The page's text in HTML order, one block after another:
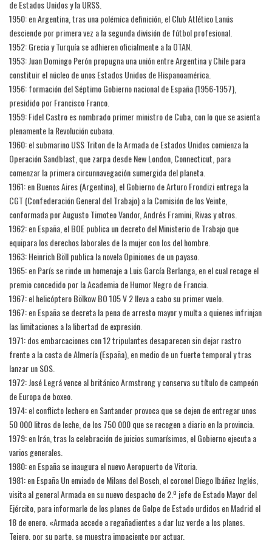
de Estados Unidos y la URSS.
1950: en Argentina, tras una polémica definición, el Club Atlético Lanús
desciende por primera vez a la segunda división de fútbol profesional.
1952: Grecia y Turquía se adhieren oficialmente a la OTAN.
1953: Juan Domingo Perón propugna una unión entre Argentina y Chile para
constituir el núcleo de unos Estados Unidos de Hispanoamérica.
1956: formación del Séptimo Gobierno nacional de España (1956-1957),
presidido por Francisco Franco.
1959: Fidel Castro es nombrado primer ministro de Cuba, con lo que se asienta
plenamente la Revolución cubana.
1960: el submarino USS Triton de la Armada de Estados Unidos comienza la
Operación Sandblast, que zarpa desde New London, Connecticut, para
comenzar la primera circunnavegación sumergida del planeta.
1961: en Buenos Aires (Argentina), el Gobierno de Arturo Frondizi entrega la
CGT (Confederación General del Trabajo) a la Comisión de los Veinte,
conformada por Augusto Timoteo Vandor, Andrés Framini, Rivas y otros.
1962: en España, el BOE publica un decreto del Ministerio de Trabajo que
equipara los derechos laborales de la mujer con los del hombre.
1963: Heinrich Böll publica la novela Opiniones de un payaso.
1965: en París se rinde un homenaje a Luis García Berlanga, en el cual recoge el
premio concedido por la Academia de Humor Negro de Francia.
1967: el helicóptero Bölkow BO 105 V 2 lleva a cabo su primer vuelo.
1967: en España se decreta la pena de arresto mayor y multa a quienes infrinjan
las limitaciones a la libertad de expresión.
1971: dos embarcaciones con 12 tripulantes desaparecen sin dejar rastro
frente a la costa de Almería (España), en medio de un fuerte temporal y tras
lanzar un SOS.
1972: José Legrá vence al británico Armstrong y conserva su título de campeón
de Europa de boxeo.
1974: el conflicto lechero en Santander provoca que se dejen de entregar unos
50 000 litros de leche, de los 750 000 que se recogen a diario en la provincia.
1979: en Irán, tras la celebración de juicios sumarísimos, el Gobierno ejecuta a
varios generales.
1980: en España se inaugura el nuevo Aeropuerto de Vitoria.
1981: en España Un enviado de Milans del Bosch, el coronel Diego Ibáñez Inglés,
visita al general Armada en su nuevo despacho de 2.º jefe de Estado Mayor del
Ejército, para informarle de los planes de Golpe de Estado urdidos en Madrid el
18 de enero. «Armada accede a regañadientes a dar luz verde a los planes.
Tejero, por su parte, se muestra impaciente por actuar.